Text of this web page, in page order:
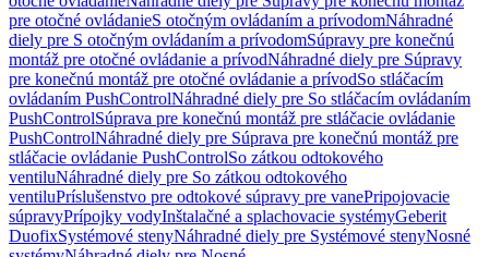
pre otočné ovládanieS otočným ovládaním a prívodomNáhradné
diely pre S otočným ovládaním a prívodomSúpravy pre konečnú
montáž pre otočné ovládanie a prívodNáhradné diely pre Súpravy
pre konečnú montáž pre otočné ovládanie a prívodSo stláčacím
ovládaním PushControlNáhradné diely pre So stláčacím ovládaním
PushControlSúprava pre konečnú montáž pre stláčacie ovládanie
PushControlNáhradné diely pre Súprava pre konečnú montáž pre
stláčacie ovládanie PushControlSo zátkou odtokového
ventiluNáhradné diely pre So zátkou odtokového
ventiluPríslušenstvo pre odtokové súpravy pre vanePripojovacie
súpravyPrípojky vodyInštalačné a splachovacie systémyGeberit
DuofixSystémové stenyNáhradné diely pre Systémové stenyNosné